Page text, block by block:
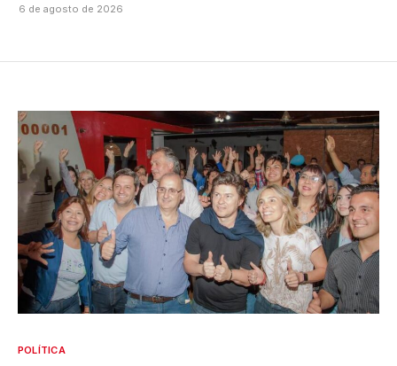
6 de agosto de 2026
POLÍTICA